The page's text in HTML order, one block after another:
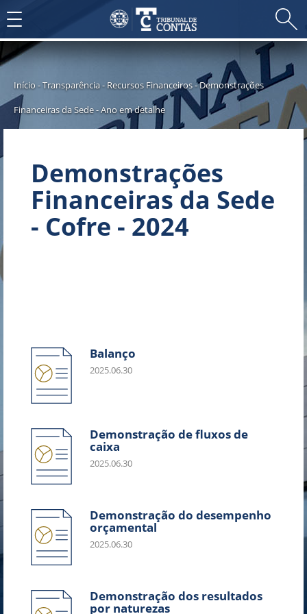
Toggle
navigation
Início-Transparência -Recursos Financeiros-Demonstrações
Financeiras da Sede-Ano em detalhe
Demonstrações
Financeiras da Sede
- Cofre - 2024
Balanço
2025.06.30
Demonstração de fluxos de
caixa
2025.06.30
Demonstração do desempenho
orçamental
2025.06.30
Demonstração dos resultados
por naturezas